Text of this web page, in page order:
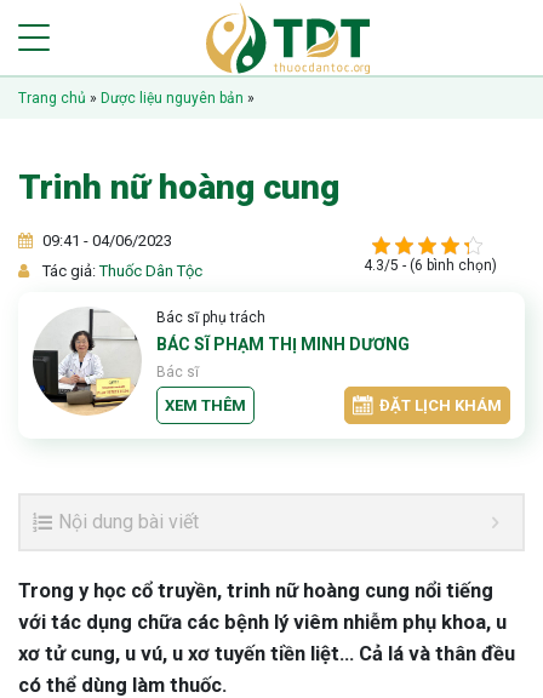
Trang chủ » Dược liệu nguyên bản »
Trinh nữ hoàng cung
09:41 - 04/06/2023
Tác giả:Thuốc Dân Tộc 4.3/5 - (6 bình chọn)
Bác sĩ phụ trách
BÁC SĨ PHẠM THỊ MINH DƯƠNG
Bác sĩ
XEM THÊM ĐẶT LỊCH KHÁM
Nội dung bài viết
Trong y học cổ truyền, trinh nữ hoàng cung nổi tiếng
với tác dụng chữa các bệnh lý viêm nhiễm phụ khoa, u
xơ tử cung, u vú, u xơ tuyến tiền liệt… Cả lá và thân đều
có thể dùng làm thuốc.